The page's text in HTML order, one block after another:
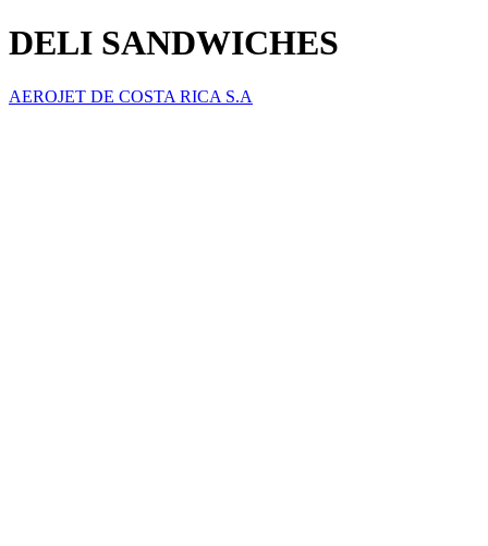
DELI SANDWICHES
AEROJET DE COSTA RICA S.A